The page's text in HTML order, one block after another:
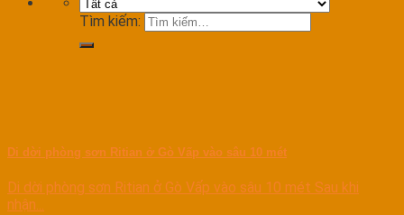
Tìm kiếm:
Di dời phòng sơn Ritian ở Gò Vấp vào sâu 10 mét
Di dời phòng sơn Ritian ở Gò Vấp vào sâu 10 mét Sau khi
nhận...